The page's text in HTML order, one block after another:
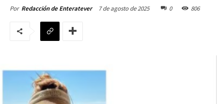
Por Redacción de Enteratever 7 de agosto de 2025 0 806